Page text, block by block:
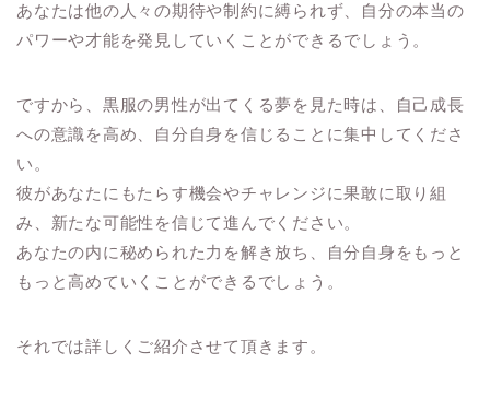
あなたは他の人々の期待や制約に縛られず、自分の本当の
パワーや才能を発見していくことができるでしょう。
ですから、黒服の男性が出てくる夢を見た時は、自己成長
への意識を高め、自分自身を信じることに集中してくださ
い。
彼があなたにもたらす機会やチャレンジに果敢に取り組
み、新たな可能性を信じて進んでください。
あなたの内に秘められた力を解き放ち、自分自身をもっと
もっと高めていくことができるでしょう。
それでは詳しくご紹介させて頂きます。